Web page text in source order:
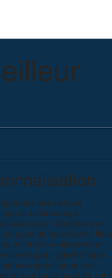
des options
et d'étiquetage
pour répondre aux
uniques de nos clients.
en étroite collaboration
clients pour garantir que
spécifiques sont
et que leurs produits sont